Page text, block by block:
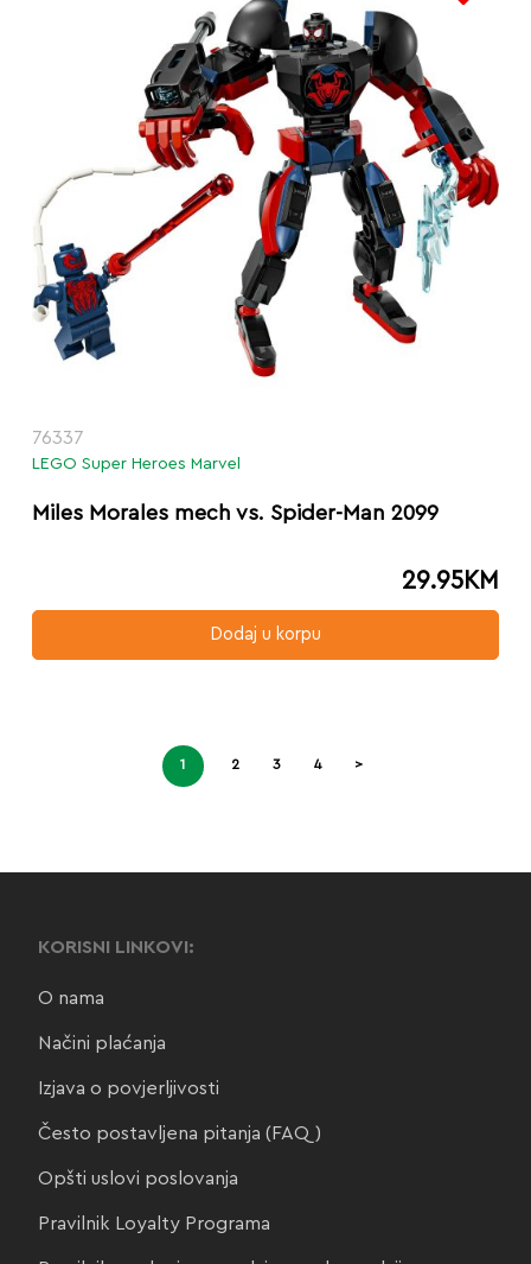
76337
LEGO Super Heroes Marvel
Miles Morales mech vs. Spider-Man 2099
29.95KM
Dodaj u korpu
1 2 3 4 >
KORISNI LINKOVI:
O nama
Načini plaćanja
Izjava o povjerljivosti
Često postavljena pitanja (FAQ)
Opšti uslovi poslovanja
Pravilnik Loyalty Programa